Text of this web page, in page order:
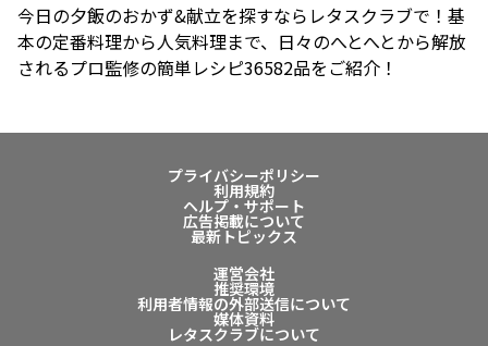
今日の夕飯のおかず&献立を探すならレタスクラブで！基
本の定番料理から人気料理まで、日々のへとへとから解放
されるプロ監修の簡単レシピ36582品をご紹介！
プライバシーポリシー
利用規約
ヘルプ・サポート
広告掲載について
最新トピックス
運営会社
推奨環境
利用者情報の外部送信について
媒体資料
レタスクラブについて